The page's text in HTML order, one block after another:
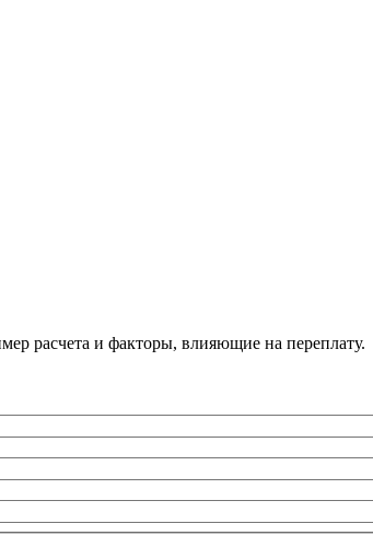
расчета и факторы, влияющие на переплату.